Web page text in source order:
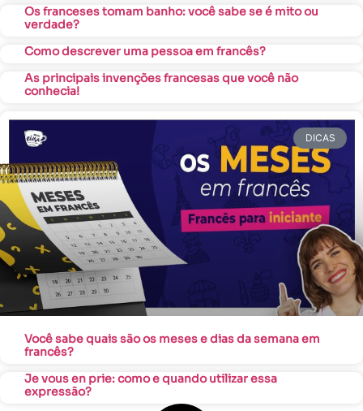
Os franceses tomam banho: você sabe se é mito ou
verdade?
Como descrever uma pessoa em francês?
As principais invenções francesas que você não
conhecia!
DICAS
Você sabe quais são os meses e dias da semana em
francês?
Je vous en prie: como e quando utilizar essa
expressão?